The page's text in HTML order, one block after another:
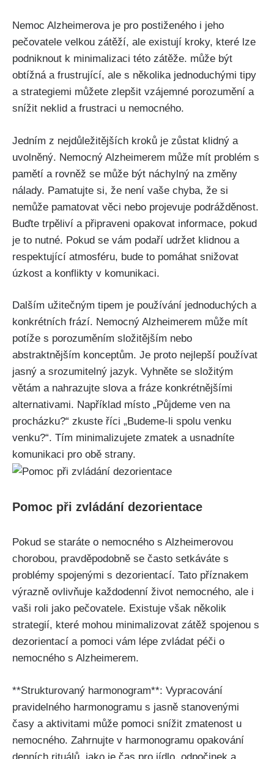
Nemoc Alzheimerova je pro postiženého i jeho
pečovatele velkou zátěží, ale existují kroky, které lze
podniknout k minimalizaci této zátěže. může být
obtížná a frustrující, ale s několika jednoduchými tipy
a strategiemi můžete zlepšit vzájemné porozumění a
snížit neklid a frustraci u nemocného.
Jedním z nejdůležitějších kroků je zůstat klidný a
uvolněný. Nemocný Alzheimerem může mít problém s
pamětí a rovněž se může být náchylný na změny
nálady. Pamatujte si, že není vaše chyba, že si
nemůže pamatovat věci nebo projevuje podrážděnost.
Buďte trpěliví a připraveni opakovat informace, pokud
je to nutné. Pokud se vám podaří udržet klidnou a
respektující atmosféru, bude to pomáhat snižovat
úzkost a konflikty v komunikaci.
Dalším užitečným tipem je používání jednoduchých a
konkrétních frází. Nemocný Alzheimerem může mít
potíže s porozuměním složitějším nebo
abstraktnějším konceptům. Je proto nejlepší používat
jasný a srozumitelný jazyk. Vyhněte se složitým
větám a nahrazujte slova a fráze konkrétnějšími
alternativami. Například místo „Půjdeme ven na
procházku?“ zkuste říci „Budeme-li spolu venku
venku?“. Tím minimalizujete zmatek a usnadníte
komunikaci pro obě strany.
Pomoc při zvládání dezorientace
Pokud se staráte o nemocného s Alzheimerovou
chorobou, pravděpodobně se často setkáváte s
problémy spojenými s dezorientací. Tato příznakem
výrazně ovlivňuje každodenní život nemocného, ale i
vaši roli jako pečovatele. Existuje však několik
strategií, které mohou minimalizovat zátěž spojenou s
dezorientací a pomoci vám lépe zvládat péči o
nemocného s Alzheimerem.
**Strukturovaný harmonogram**: Vypracování
pravidelného harmonogramu s jasně stanovenými
časy a aktivitami může pomoci snížit zmatenost u
nemocného. Zahrnujte v harmonogramu opakování